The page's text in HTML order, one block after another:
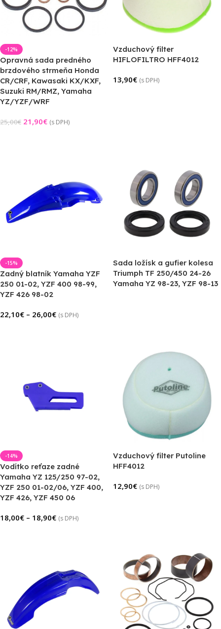
-12%
Opravná sada predného
brzdového strmeňa Honda
CR/CRF, Kawasaki KX/KXF,
Suzuki RM/RMZ, Yamaha
YZ/YZF/WRF
25,00€ 21,90€ (s DPH)
Vzduchový filter
HIFLOFILTRO HFF4012
13,90€ (s DPH)
-15%
Zadný blatník Yamaha YZF
250 01-02, YZF 400 98-99,
YZF 426 98-02
22,10€ – 26,00€ (s DPH)
Sada ložísk a gufier kolesa
Triumph TF 250/450 24-26
Yamaha YZ 98-23, YZF 98-13
-14%
Vodítko reťaze zadné
Yamaha YZ 125/250 97-02,
YZF 250 01-02/06, YZF 400,
YZF 426, YZF 450 06
18,00€ – 18,90€ (s DPH)
Vzduchový filter Putoline
HFF4012
12,90€ (s DPH)